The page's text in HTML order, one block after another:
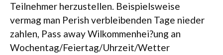
Teilnehmer herzustellen. Beispielsweise
vermag man Perish verbleibenden Tage nieder
zahlen, Pass away Wilkommenhei?ung an
Wochentag/Feiertag/Uhrzeit/Wetter